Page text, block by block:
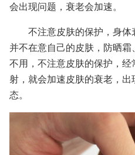
会出现问题，衰老会加速。
不注意皮肤的保护，身体
并不在意自己的皮肤，防晒
不用，不注意皮肤的保护，
射，就会加速皮肤的衰老，
态。